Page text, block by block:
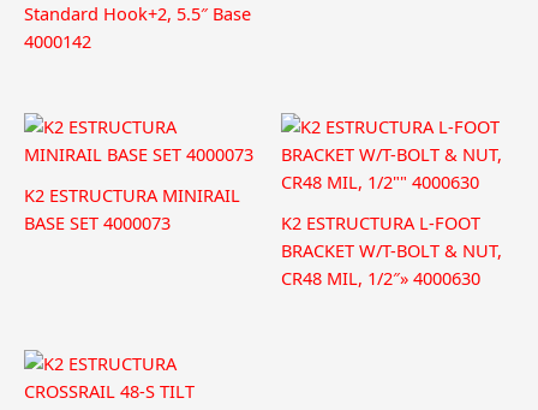
Standard Hook+2, 5.5″ Base
4000142
K2 ESTRUCTURA MINIRAIL
BASE SET 4000073
K2 ESTRUCTURA L-FOOT
BRACKET W/T-BOLT & NUT,
CR48 MIL, 1/2″» 4000630